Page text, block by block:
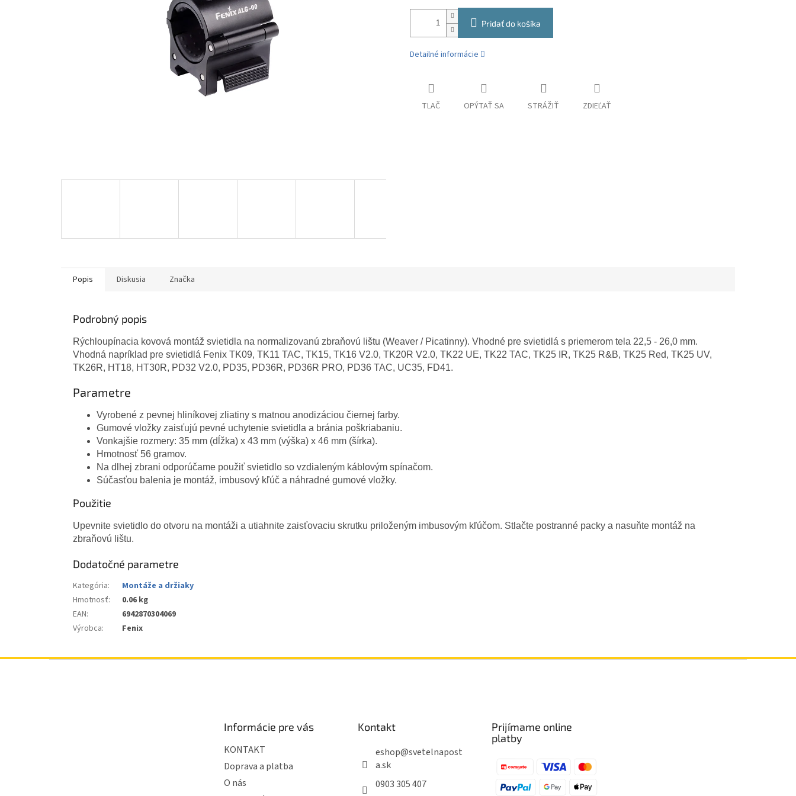
Pridať do košíka
Detailné informácie
TLAČ OPÝTAŤ SA STRÁŽIŤ ZDIEĽAŤ
Popis Diskusia Značka
Podrobný popis
Rýchloupínacia kovová montáž svietidla na normalizovanú zbraňovú lištu (Weaver / Picatinny). Vhodné pre svietidlá s priemerom tela 22,5 - 26,0 mm.
Vhodná napríklad pre svietidlá Fenix TK09, TK11 TAC, TK15, TK16 V2.0, TK20R V2.0, TK22 UE, TK22 TAC, TK25 IR, TK25 R&B, TK25 Red, TK25 UV,
TK26R, HT18, HT30R, PD32 V2.0, PD35, PD36R, PD36R PRO, PD36 TAC, UC35, FD41.
Parametre
Vyrobené z pevnej hliníkovej zliatiny s matnou anodizáciou čiernej farby.
Gumové vložky zaisťujú pevné uchytenie svietidla a bránia poškriabaniu.
Vonkajšie rozmery: 35 mm (dĺžka) x 43 mm (výška) x 46 mm (šírka).
Hmotnosť 56 gramov.
Na dlhej zbrani odporúčame použiť svietidlo so vzdialeným káblovým spínačom.
Súčasťou balenia je montáž, imbusový kľúč a náhradné gumové vložky.
Použitie
Upevnite svietidlo do otvoru na montáži a utiahnite zaisťovaciu skrutku priloženým imbusovým kľúčom. Stlačte postranné packy a nasuňte montáž na
zbraňovú lištu.
Dodatočné parametre
Kategória:
Montáže a držiaky
Hmotnosť:
0.06 kg
EAN:
6942870304069
Výrobca: Fenix
Informácie pre vás
KONTAKT
Doprava a platba
O nás
Kontakt
eshop@svetelnapost
a.sk
0903 305 407
Prijímame online
platby